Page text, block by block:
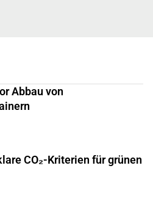
Abbau von
CO₂-Kriterien für grünen